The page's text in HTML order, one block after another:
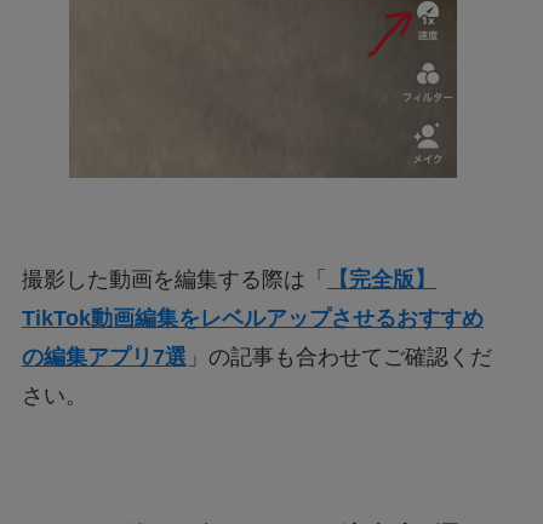
撮影した動画を編集する際は「
【完全版】
TikTok動画編集をレベルアップさせるおすすめ
の編集アプリ7選」の記事も合わせてご確認くだ
さい。